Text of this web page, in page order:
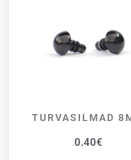
LISA KORVI
TURVASILMAD
0.40€